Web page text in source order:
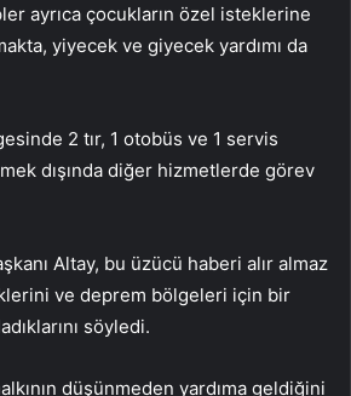
ayrıca çocukların özel isteklerine
yiyecek ve giyecek yardımı da
2 tır, 1 otobüs ve 1 servis
dışında diğer hizmetlerde görev
Altay, bu üzücü haberi alır almaz
ve deprem bölgeleri için bir
söyledi.
düşünmeden yardıma geldiğini